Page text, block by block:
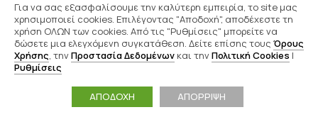
ΕΡΤ
RSF(Reporters Without
Borders)
Powered by
WebOlution
Για να σας εξασφαλίσουμε την καλύτερη εμπειρία, το site μας
χρησιμοποιεί cookies. Επιλέγοντας "Αποδοχή", αποδέχεστε τη
χρήση ΟΛΩΝ των cookies. Από τις "Ρυθμίσεις" μπορείτε να
δώσετε μια ελεγχόμενη συγκατάθεση. Δείτε επίσης τους Όρους
Χρήσης, τηνΠροστασία Δεδομένων και τηνΠολιτική Cookies |
Ρυθμίσεις
ΑΠΟΔΟΧΗ ΑΠΟΡΡΙΨΗ